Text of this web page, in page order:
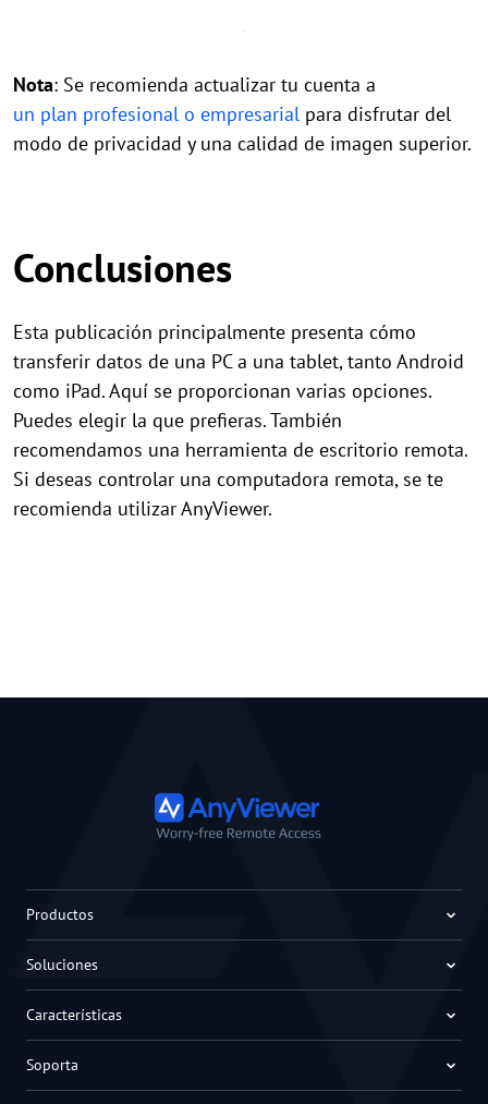
Nota: Se recomienda actualizar tu cuenta a
un plan profesional o empresarial para disfrutar del
modo de privacidad y una calidad de imagen superior.
Conclusiones
Esta publicación principalmente presenta cómo
transferir datos de una PC a una tablet, tanto Android
como iPad. Aquí se proporcionan varias opciones.
Puedes elegir la que prefieras. También
recomendamos una herramienta de escritorio remota.
Si deseas controlar una computadora remota, se te
recomienda utilizar AnyViewer.
Productos
Soluciones
Características
Soporta